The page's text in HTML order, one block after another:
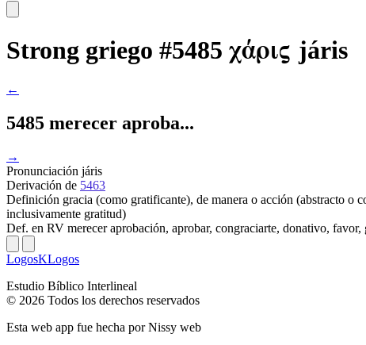
Strong griego #5485 χάρις járis
←
5485 merecer aproba...
→
Pronunciación járis
Derivación de 5463
Definición gracia (como gratificante), de manera o acción (abstracto o
inclusivamente gratitud)
Def. en RV merecer aprobación, aprobar, congraciarte, donativo,
LogosKLogos
Estudio Bíblico Interlineal
© 2026 Todos los derechos reservados
Esta web app fue hecha porNissy web